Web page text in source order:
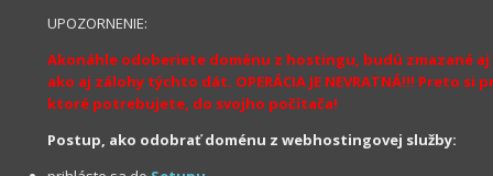
UPOZORNENIE:
Akonáhle odoberiete doménu z hostingu, budú zmazané
ako aj zálohy týchto dát. OPERÁCIA JE NEVRATNÁ!!!
ktoré potrebujete, do svojho počítača!
Postup, ako odobrať doménu z webhostingovej služby: